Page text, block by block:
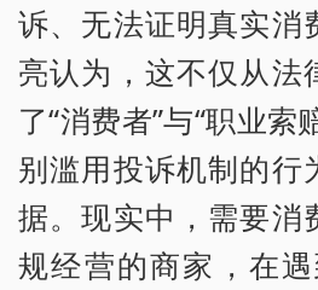
诉、无法证明真实消
亮认为，这不仅从法
了“消费者”与“职业索
别滥用投诉机制的行
据。现实中，需要消
规经营的商家，在